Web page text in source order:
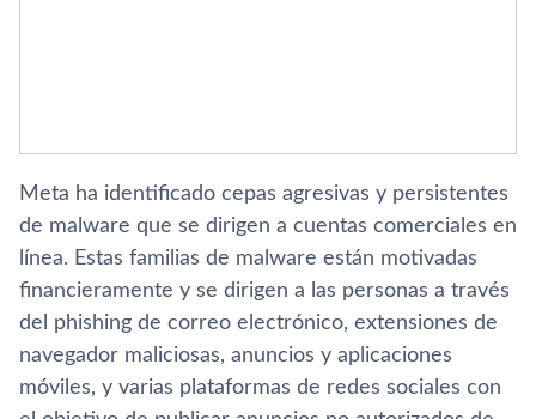
Meta ha identificado cepas agresivas y persistentes
de malware que se dirigen a cuentas comerciales en
línea. Estas familias de malware están motivadas
financieramente y se dirigen a las personas a través
del phishing de correo electrónico, extensiones de
navegador maliciosas, anuncios y aplicaciones
móviles, y varias plataformas de redes sociales con